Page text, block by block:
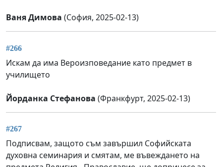
Ваня Димова (София, 2025-02-13)
#266
Искам да има Вероизповедание като предмет в
училището
Йорданка Стефанова (Франкфурт, 2025-02-13)
#267
Подписвам, защото съм завършил Софийската
духовна семинария и смятам, ме въвеждането на